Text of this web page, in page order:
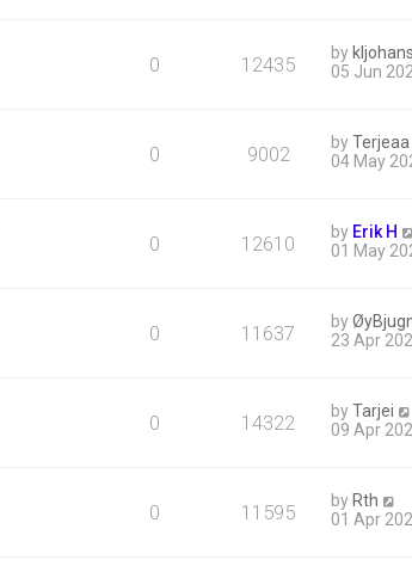
0 12435 by
05 Jun
0 9002 byTerjeaa
04 May
0 12610 by Erik H
01 May
0 11637 by
23 Apr
0 14322 byTarjei
09 Apr
0 11595 by Rth
01 Apr